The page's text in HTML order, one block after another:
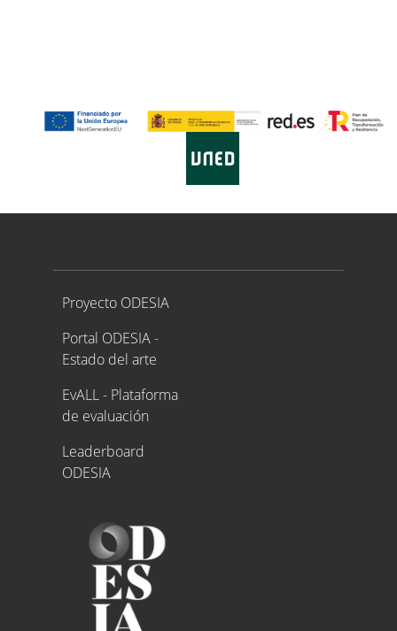
Proyecto ODESIA
Proyecto ODESIA
Portal ODESIA -
Estado del arte
EvALL - Plataforma
de evaluación
Leaderboard
ODESIA